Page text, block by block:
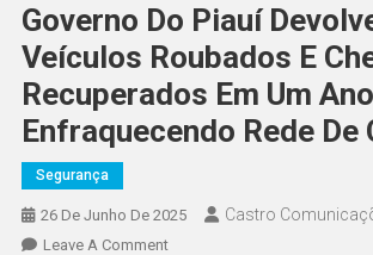
Governo Do Piauí
Veículos Roubados E
Recuperados Em Um
Enfraquecendo Rede De
Segurança
26 De Junho De 2025 Castro
Leave A Comment